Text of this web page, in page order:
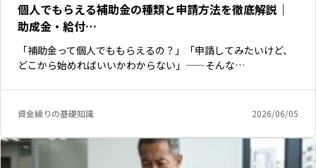
個人でもらえる補助金の種類と申請方法を徹底解説｜
助成金・給付…
「補助金って個人でももらえるの？」「申請してみたいけど、
どこから始めればいいかわからない」——そんな…
資金繰りの基礎知識 2026/06/05